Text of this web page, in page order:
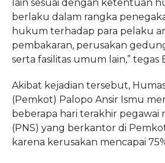
lain sesuai dengan ketentuan
berlaku dalam rangka
hukum terhadap para pelaku
pembakaran, perusakan
serta fasilitas umum lain,” tegas
Akibat kejadian tersebut,
(Pemkot) Palopo Ansir Ismu
beberapa hari terakhir pegawai
(PNS) yang berkantor di
karena kerusakan mencapai